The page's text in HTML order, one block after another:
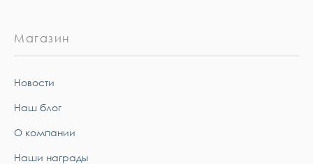
Магазин
Новости
Наш блог
О компании
Наши награды